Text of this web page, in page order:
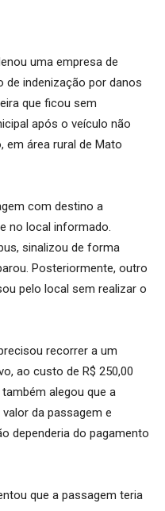
uma empresa de
indenização por danos
que ficou sem
após o veículo não
em área rural de Mato
com destino a
no local informado.
sinalizou de forma
Posteriormente, outro
pelo local sem realizar o
recorrer a um
ao custo de R$ 250,00
alegou que a
da passagem e
dependeria do pagamento
que a passagem teria